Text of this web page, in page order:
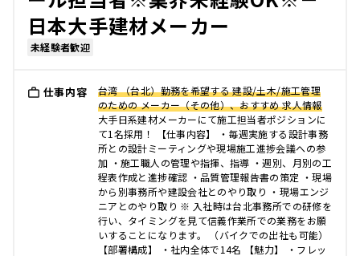
日本大手建材メーカー
未経験者歓迎
仕事内容
台湾 （台北）勤務を希望する 建設/土木/施工管理
のための メーカー（その他）、おすすめ 求人情報
大手日系建材メーカーにて施工担当者ポジションに
て1名採用！ 【仕事内容】 ・毎週実施する設計事務
所との設計ミーティングや現場施工進捗会議への参
加 ・施工職人の管理や指揮、指導 ・週別、月別の工
程表作成と進捗確認 ・品質管理報告書の策定 ・現場
から別事務所や建設会社とのやり取り ・現場エンジ
ニアとのやり取り ※ 入社時は台北事務所での研修を
行い、タイミングを見て信義作業所での業務をお願
いすることになります。 （バイクでの出社も可能）
【部署構成】 ・社内全体で14名 【魅力】 ・フレッ